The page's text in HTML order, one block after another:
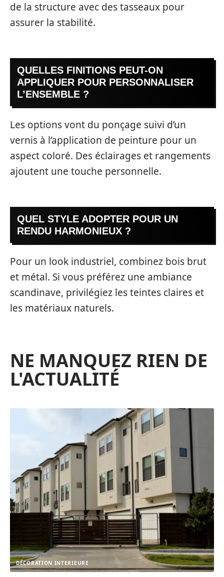
de la structure avec des tasseaux pour
assurer la stabilité.
QUELLES FINITIONS PEUT-ON
APPLIQUER POUR PERSONNALISER
L’ENSEMBLE ?
Les options vont du ponçage suivi d’un
vernis à l’application de peinture pour un
aspect coloré. Des éclairages et rangements
ajoutent une touche personnelle.
QUEL STYLE ADOPTER POUR UN
RENDU HARMONIEUX ?
Pour un look industriel, combinez bois brut
et métal. Si vous préférez une ambiance
scandinave, privilégiez les teintes claires et
les matériaux naturels.
NE MANQUEZ RIEN DE
L'ACTUALITÉ
DÉCORATION INTERIEURE